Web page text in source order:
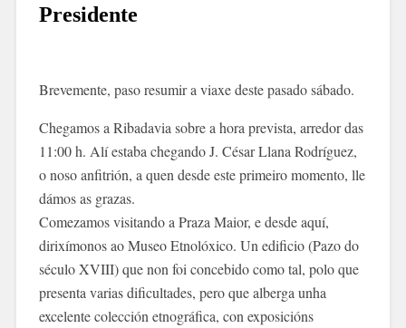
Presidente
Brevemente, paso resumir a viaxe deste pasado sábado.
Chegamos a Ribadavia sobre a hora prevista, arredor das
11:00 h. Alí estaba chegando J. César Llana Rodríguez,
o noso anfitrión, a quen desde este primeiro momento, lle
dámos as grazas.
Comezamos visitando a Praza Maior, e desde aquí,
dirixímonos ao Museo Etnolóxico. Un edificio (Pazo do
século XVIII) que non foi concebido como tal, polo que
presenta varias dificultades, pero que alberga unha
excelente colección etnográfica, con exposicións